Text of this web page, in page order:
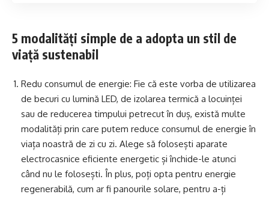
5 modalități simple de a adopta un stil de
viață sustenabil
Redu consumul de energie: Fie că este vorba de utilizarea
de becuri cu lumină LED, de izolarea termică a locuinței
sau de reducerea timpului petrecut în duș, există multe
modalități prin care putem reduce consumul de energie în
viața noastră de zi cu zi. Alege să folosești aparate
electrocasnice eficiente energetic și închide-le atunci
când nu le folosești. În plus, poți opta pentru energie
regenerabilă, cum ar fi panourile solare, pentru a-ți